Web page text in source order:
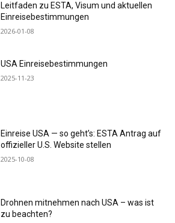
Leitfaden zu ESTA, Visum und aktuellen
Einreisebestimmungen
2026-01-08
USA Einreisebestimmungen
2025-11-23
Einreise USA — so geht’s: ESTA Antrag auf
offizieller U.S. Website stellen
2025-10-08
Drohnen mitnehmen nach USA – was ist
zu beachten?